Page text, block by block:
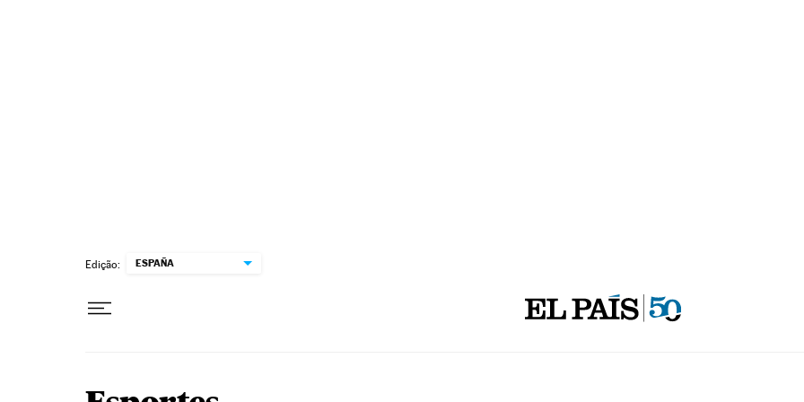
Edição: ESPAÑA